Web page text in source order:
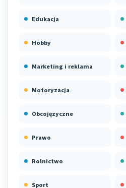
Edukacja
Hobby
Marketing i reklama
Motoryzacja
Obcojęzyczne
Prawo
Rolnictwo
Sport